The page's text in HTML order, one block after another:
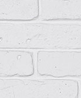
с дверцей,
зажимами